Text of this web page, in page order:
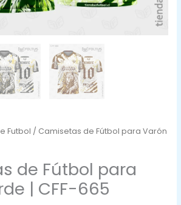
Futbol / Camisetas de Fútbol para Varón
de Fútbol para
| CFF-665